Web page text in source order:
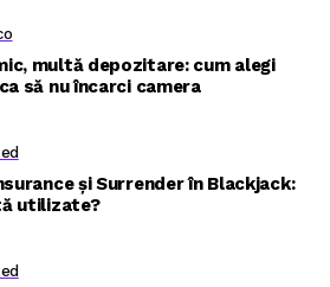
multă depozitare: cum alegi
să nu încarci camera
și Surrender în Blackjack:
utilizate?